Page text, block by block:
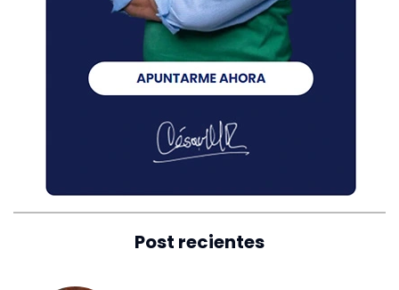
Post recientes